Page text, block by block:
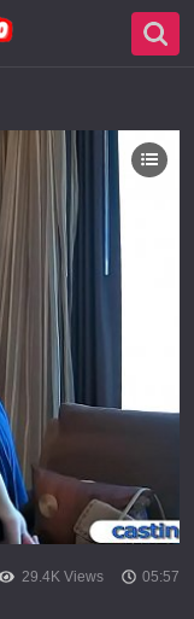
29.4K Views 05:57